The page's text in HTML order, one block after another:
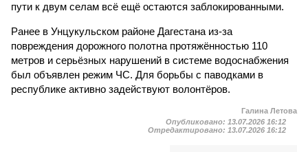
пути к двум селам всё ещё остаются заблокированными.
Ранее в Унцукульском районе Дагестана из-за
повреждения дорожного полотна протяжённостью 110
метров и серьёзных нарушений в системе водоснабжения
был объявлен режим ЧС. Для борьбы с паводками в
республике активно задействуют волонтёров.
Галина Летова
Опубликовано: 13.07.2026 16:12
Отредактировано: 13.07.2026 16:12